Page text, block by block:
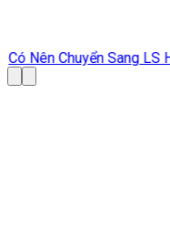
Có Nên Chuyển Sang